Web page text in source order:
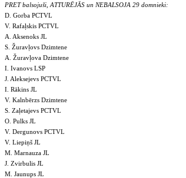
PRET balsojuši, ATTURĒJĀS un NEBALSOJA 29 domnieki:
D. Gorba PCTVL
V. Rafaļskis PCTVL
A. Aksenoks JL
S. Žuravļovs Dzimtene
A. Žuravļova Dzimtene
I. Ivanovs LSP
J. Aleksejevs PCTVL
I. Rākins JL
V. Kalnbērzs Dzimtene
S. Zaļetajevs PCTVL
O. Pulks JL
V. Dergunovs PCTVL
V. Liepiņš JL
M. Marnauza JL
J. Zvirbulis JL
M. Jaunups JL